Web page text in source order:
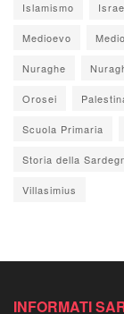
Islamismo
Medioevo
Nuraghe
Orosei
Scuola Primaria
Storia della
Villasimius
INFORMATI